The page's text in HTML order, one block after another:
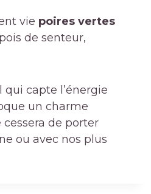
vie poires vertes
de senteur,
qui capte l’énergie
un charme
cessera de porter
ou avec nos plus